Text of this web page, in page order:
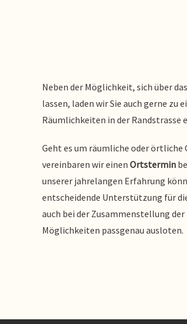
Neben der Möglichkeit, sich über
lassen, laden wir Sie auch gerne zu
Räumlichkeiten in der Randstrasse
Geht es um räumliche oder örtliche
vereinbaren wir einen Ortstermin
unserer jahrelangen Erfahrung
entscheidende Unterstützung für
auch bei der Zusammenstellung
Möglichkeiten passgenau ausloten.